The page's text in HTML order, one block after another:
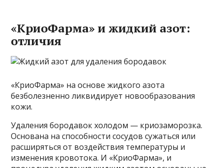
«КриоФарма» и жидкий азот:
отличия
«КриоФарма» на основе жидкого азота
безболезненно ликвидирует новообразования
кожи.
Удаления бородавок холодом — криозаморозка.
Основана на способности сосудов сужаться или
расширяться от воздействия температуры и
изменения кровотока. И «КриоФарма», и